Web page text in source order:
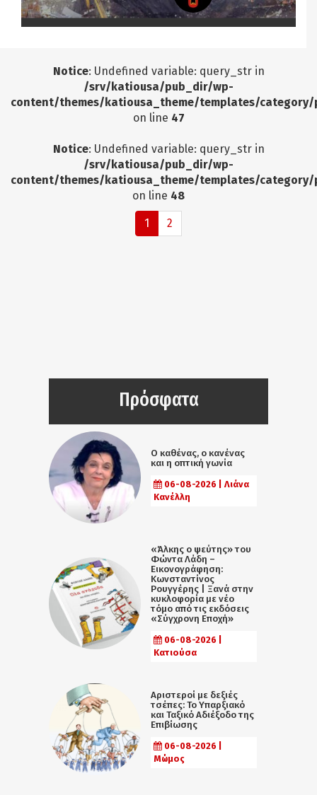
Notice: Undefined variable: query_str in
/srv/katiousa/pub_dir/wp-
content/themes/katiousa_theme/templates/
on line 47
Notice: Undefined variable: query_str in
/srv/katiousa/pub_dir/wp-
content/themes/katiousa_theme/templates/
on line 48
1 2
Πρόσφατα
Ο καθένας, ο κανένας
και η οπτική γωνία
06-08-2026 | Λιάνα
Κανέλλη
«Άλκης ο ψεύτης» του
Φώντα Λάδη –
Εικονογράφηση:
Κωνσταντίνος
Ρουγγέρης | Ξανά στην
κυκλοφορία με νέο
τόμο από τις εκδόσεις
«Σύγχρονη Εποχή»
06-08-2026 |
Κατιούσα
Αριστεροί με δεξιές
τσέπες: Το Υπαρξιακό
και Ταξικό Αδιέξοδο της
Επιβίωσης
06-08-2026 |
Μώμος